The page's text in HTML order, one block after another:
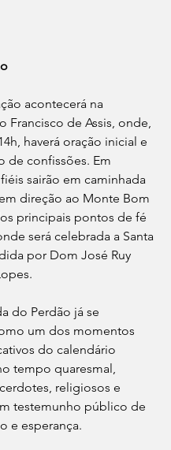
acontecerá na
Francisco de Assis, onde,
haverá oração inicial e
de confissões. Em
sairão em caminhada
direção ao Monte Bom
principais pontos de fé
será celebrada a Santa
por Dom José Ruy
do Perdão já se
um dos momentos
do calendário
tempo quaresmal,
religiosos e
testemunho público de
e esperança.